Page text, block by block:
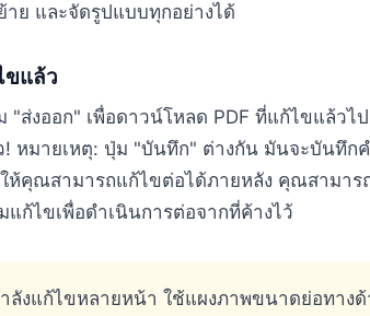
ย และจัดรูปแบบทุกอย่างได้
ขแล้ว
"ส่งออก" เพื่อดาวน์โหลด PDF ที่แก้ไขแล้วไ
หมายเหตุ: ปุ่ม "บันทึก" ต่างกัน มันจะบันทึก
ห้คุณสามารถแก้ไขต่อได้ภายหลัง คุณสามาร
ก้ไขเพื่อดำเนินการต่อจากที่ค้างไว้
ลังแก้ไขหลายหน้า ใช้แผงภาพขนาดย่อทางด้